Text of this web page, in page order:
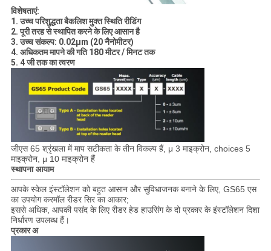
विशेषताएं:
1. उच्च परिशुद्धता बैकलिश मुक्त स्थिति रीडिंग
2. पूरी तरह से स्थापित करने के लिए आसान है
3. उच्च संकल्प: 0.02μm (20 नैनोमीटर)
4. अधिकतम मापने की गति 180 मीटर / मिनट तक
5. 4 जी तक का त्वरण
जीएस 65 श्रृंखला में माप सटीकता के तीन विकल्प हैं, μ 3 माइक्रोन, choices 5
माइक्रोन, μ 10 माइक्रोन हैं
स्थापना आयाम
आपके स्केल इंस्टॉलेशन को बहुत आसान और सुविधाजनक बनाने के लिए, GS65 एस
का उपयोग करमॉल रीडर सिर का आकार;
इससे अधिक, आपकी पसंद के लिए रीडर हेड हाउसिंग के दो प्रकार के इंस्टॉलेशन दिशा
निर्धारण उपलब्ध हैं।
प्रकार अ